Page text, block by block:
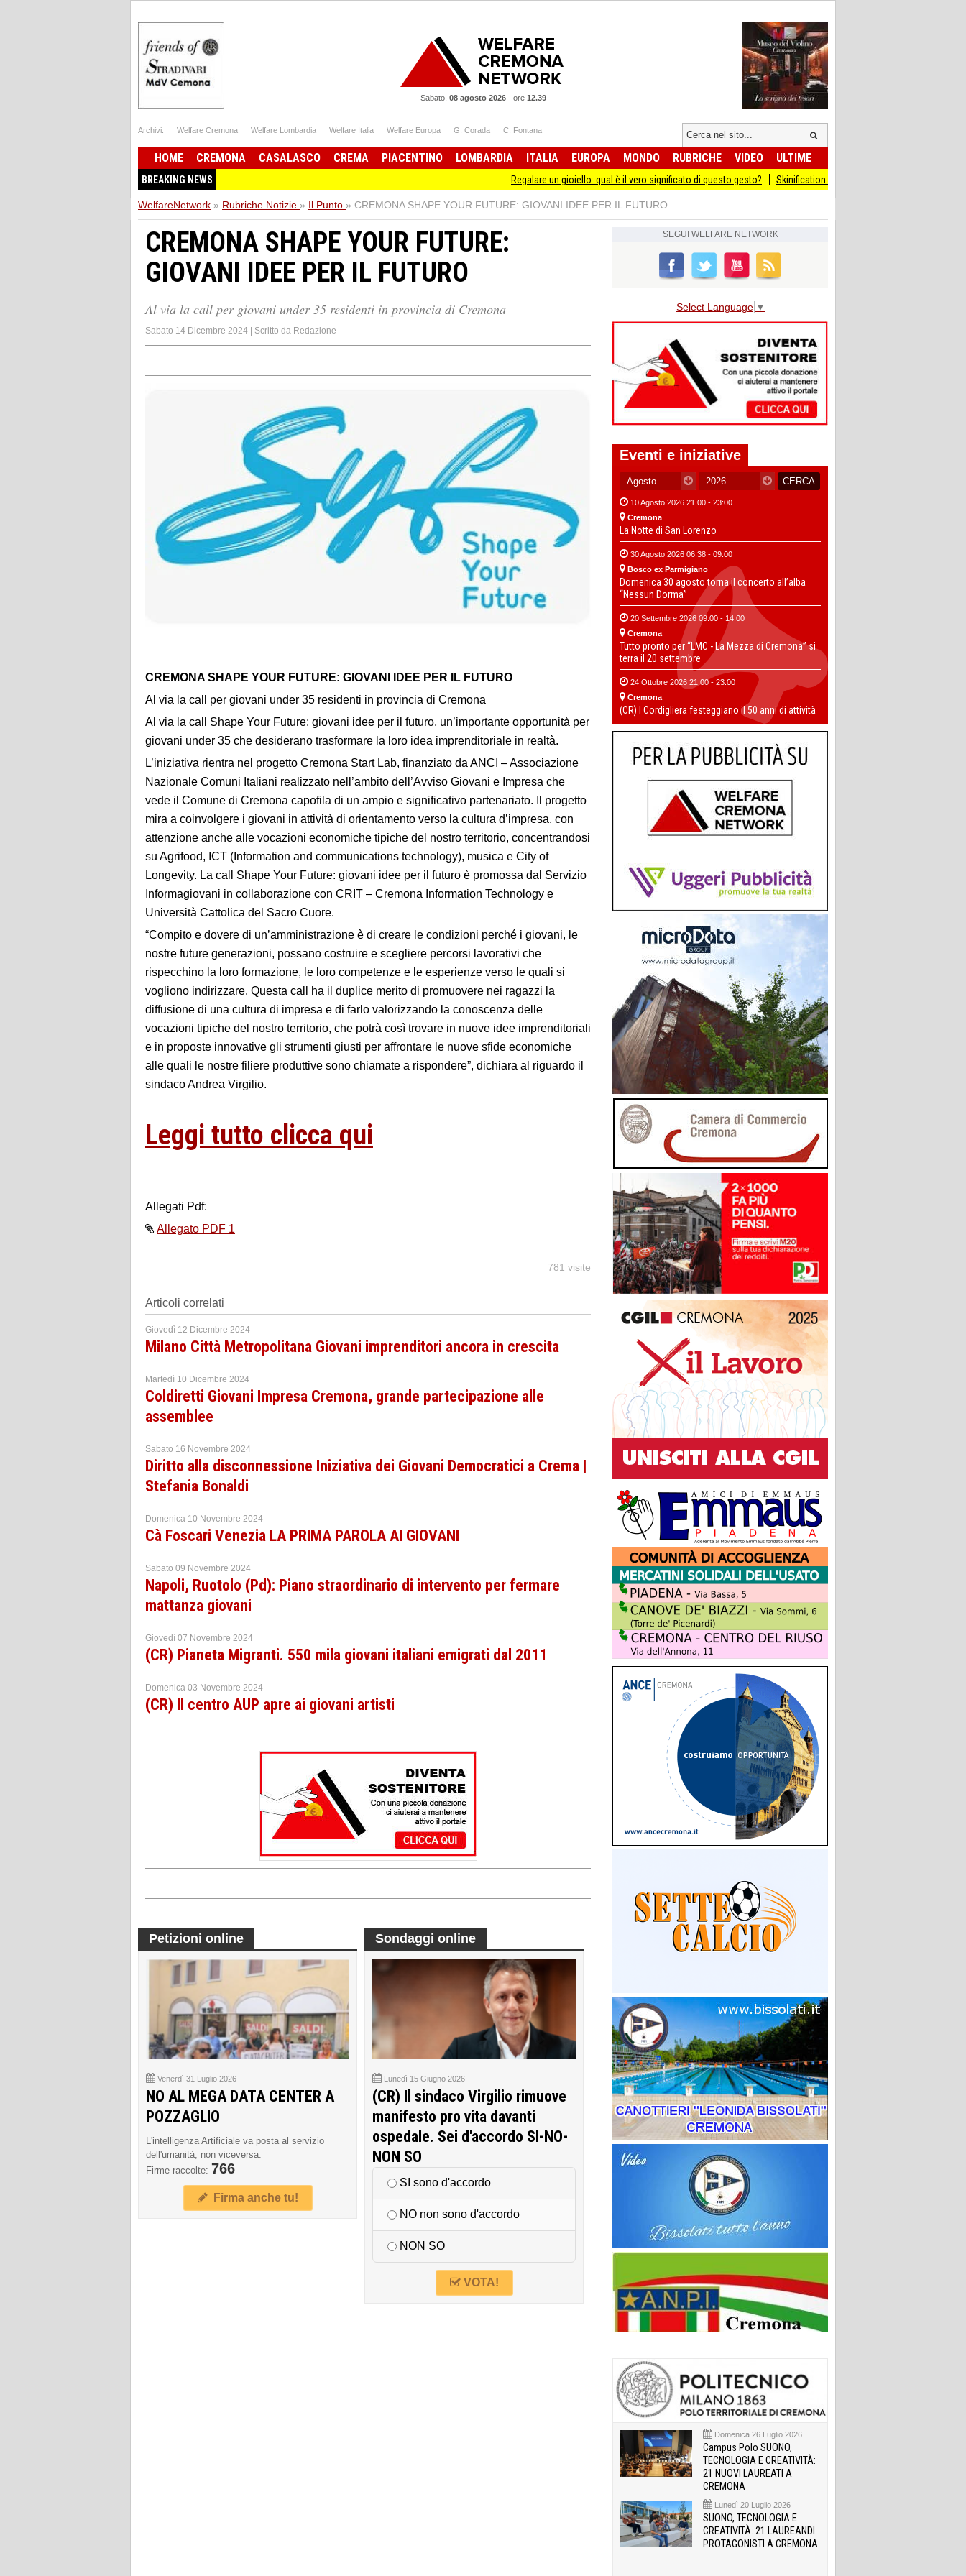
Sabato, 08 agosto 2026- ore 12.39
Archivi: Welfare Cremona Welfare Lombardia Welfare Italia Welfare Europa G. Corada C. Fontana
HOME CREMONA CASALASCO CREMA PIACENTINO LOMBARDIA ITALIA EUROPA MONDO RUBRICHE VIDEO ULTIME
BREAKING NEWS Regalare un gioiello: qual è il vero significato di questo gesto? Skinification dell'haircare: trattamenti con acido
WelfareNetwork » Rubriche Notizie » Il Punto » CREMONA SHAPE YOUR FUTURE: GIOVANI IDEE PER IL FUTURO
CREMONA SHAPE YOUR FUTURE:
GIOVANI IDEE PER IL FUTURO
Al via la call per giovani under 35 residenti in provincia di Cremona
Sabato 14 Dicembre 2024 | Scritto da Redazione
CREMONA SHAPE YOUR FUTURE: GIOVANI IDEE PER IL FUTURO
Al via la call per giovani under 35 residenti in provincia di Cremona
Al via la call Shape Your Future: giovani idee per il futuro, un’importante opportunità per
giovani under 35 che desiderano trasformare la loro idea imprenditoriale in realtà.
L’iniziativa rientra nel progetto Cremona Start Lab, finanziato da ANCI – Associazione
Nazionale Comuni Italiani realizzato nell’ambito dell’Avviso Giovani e Impresa che
vede il Comune di Cremona capofila di un ampio e significativo partenariato. Il progetto
mira a coinvolgere i giovani in attività di orientamento verso la cultura d’impresa, con
attenzione anche alle vocazioni economiche tipiche del nostro territorio, concentrandosi
su Agrifood, ICT (Information and communications technology), musica e City of
Longevity. La call Shape Your Future: giovani idee per il futuro è promossa dal Servizio
Informagiovani in collaborazione con CRIT – Cremona Information Technology e
Università Cattolica del Sacro Cuore.
“Compito e dovere di un’amministrazione è di creare le condizioni perché i giovani, le
nostre future generazioni, possano costruire e scegliere percorsi lavorativi che
rispecchino la loro formazione, le loro competenze e le esperienze verso le quali si
vogliono indirizzare. Questa call ha il duplice merito di promuovere nei ragazzi la
diffusione di una cultura di impresa e di farlo valorizzando la conoscenza delle
vocazioni tipiche del nostro territorio, che potrà così trovare in nuove idee imprenditoriali
e in proposte innovative gli strumenti giusti per affrontare le nuove sfide economiche
alle quali le nostre filiere produttive sono chiamate a rispondere”, dichiara al riguardo il
sindaco Andrea Virgilio.
Leggi tutto clicca qui
Allegati Pdf:
Allegato PDF 1
781 visite
Articoli correlati
Giovedì 12 Dicembre 2024
Milano Città Metropolitana Giovani imprenditori ancora in crescita
Martedì 10 Dicembre 2024
Coldiretti Giovani Impresa Cremona, grande partecipazione alle
assemblee
Sabato 16 Novembre 2024
Diritto alla disconnessione Iniziativa dei Giovani Democratici a Crema |
Stefania Bonaldi
Domenica 10 Novembre 2024
Cà Foscari Venezia LA PRIMA PAROLA AI GIOVANI
Sabato 09 Novembre 2024
Napoli, Ruotolo (Pd): Piano straordinario di intervento per fermare
mattanza giovani
Giovedì 07 Novembre 2024
(CR) Pianeta Migranti. 550 mila giovani italiani emigrati dal 2011
Domenica 03 Novembre 2024
(CR) Il centro AUP apre ai giovani artisti
Petizioni online
Venerdì 31 Luglio 2026
NO AL MEGA DATA CENTER A
POZZAGLIO
L'intelligenza Artificiale va posta al servizio
dell'umanità, non viceversa.
Firme raccolte: 766
Firma anche tu!
Sondaggi online
Lunedì 15 Giugno 2026
(CR) Il sindaco Virgilio rimuove
manifesto pro vita davanti
ospedale. Sei d'accordo SI-NO-
NON SO
SI sono d'accordo
NO non sono d'accordo
NON SO
VOTA!
SEGUI WELFARE NETWORK
Select Language ▼
Eventi e iniziative
10 Agosto 2026 21:00 - 23:00
Cremona
La Notte di San Lorenzo
30 Agosto 2026 06:38 - 09:00
Bosco ex Parmigiano
Domenica 30 agosto torna il concerto all’alba
“Nessun Dorma”
20 Settembre 2026 09:00 - 14:00
Cremona
Tutto pronto per “LMC - La Mezza di Cremona” si
terra il 20 settembre
24 Ottobre 2026 21:00 - 23:00
Cremona
(CR) I Cordigliera festeggiano il 50 anni di attività
Domenica 26 Luglio 2026
Campus Polo SUONO,
TECNOLOGIA E CREATIVITÀ:
21 NUOVI LAUREATI A
CREMONA
Lunedì 20 Luglio 2026
SUONO, TECNOLOGIA E
CREATIVITÀ: 21 LAUREANDI
PROTAGONISTI A CREMONA